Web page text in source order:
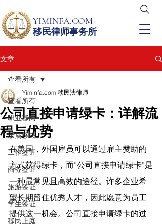
YIMINFA.COM
移民律师事务所
文章
查看所有
职业移民
亲属移民
工作签证
商务签证
旅游签证
学生签证
移民上庭
查看所有
公司直接申请绿卡：详解流
程与优势
Yiminfa.com 移民法律师
在美国，外国雇员可以通过雇主赞助的
方式获得绿卡，而“公司直接申请绿卡”是
一种最常见且高效的途径。许多企业希
望长期留住优秀人才，因此愿意为员工
提供这一机会。公司直接申请绿卡的过